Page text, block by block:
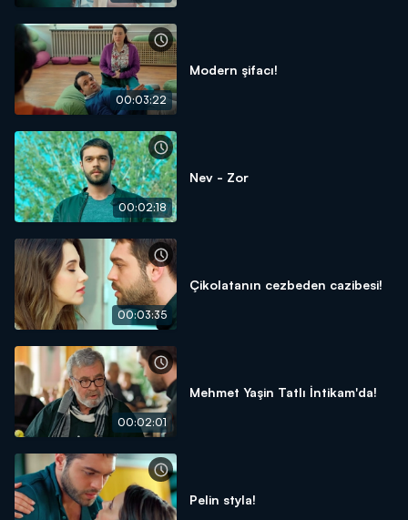
00:03:22
Modern şifacı!
00:02:18
Nev - Zor
00:03:35
Çikolatanın cezbeden cazibesi!
00:02:01
Mehmet Yaşin Tatlı İntikam'da!
Pelin styla!